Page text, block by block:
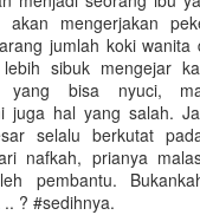
akan mengerjakan
jumlah koki
sibuk mengejar
yang bisa nyuci,
juga hal yang salah.
selalu berkutat
nafkah, prianya
pembantu.
? #sedihnya.